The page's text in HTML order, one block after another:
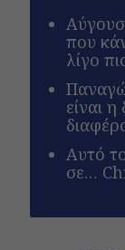
που
λίγο
είναι
Αυτό
σε…